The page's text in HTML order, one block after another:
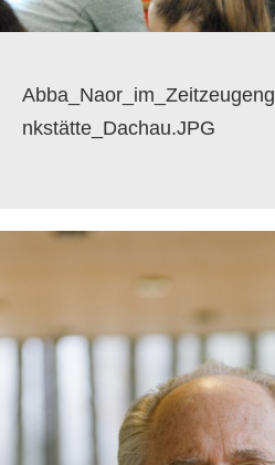
nkstätte_Dachau.JPG